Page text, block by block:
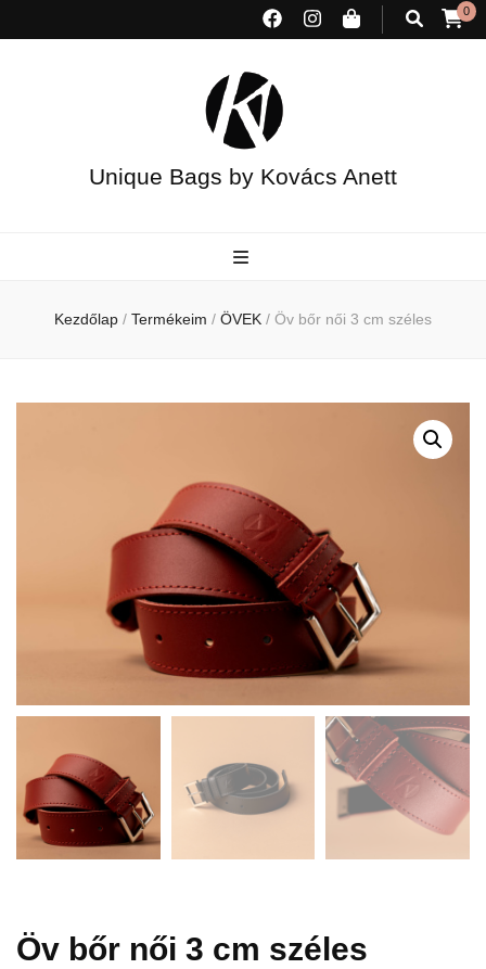
0
Unique Bags by Kovács Anett
Kezdőlap / Termékeim / ÖVEK / Öv bőr női 3 cm széles
Öv bőr női 3 cm széles